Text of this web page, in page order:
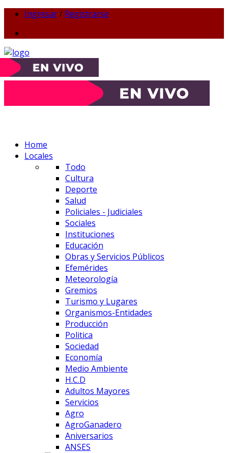
Ingresar/ Registrarse
Home
Locales
Todo
Cultura
Deporte
Salud
Policiales - Judiciales
Sociales
Instituciones
Educación
Obras y Servicios Públicos
Efemérides
Meteorología
Gremios
Turismo y Lugares
Organismos-Entidades
Producción
Politica
Sociedad
Economía
Medio Ambiente
H.C.D
Adultos Mayores
Servicios
Agro
AgroGanadero
Aniversarios
ANSES